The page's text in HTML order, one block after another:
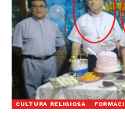
CULTURA RELIGIOSA